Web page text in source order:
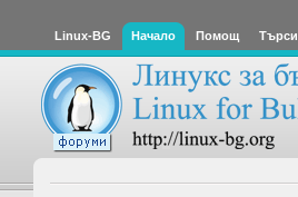
Linux-BG Начало Помощ Търси